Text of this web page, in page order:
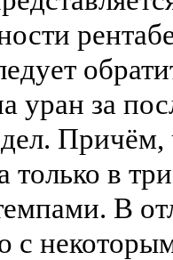
уран за
Причём,
в
В
с